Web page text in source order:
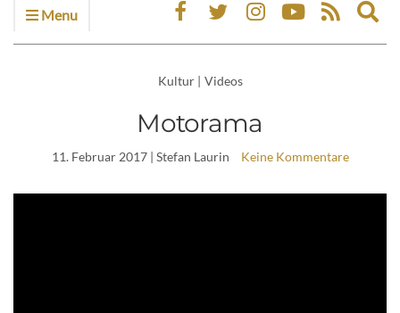
Menu
Kultur | Videos
Motorama
11. Februar 2017| Stefan Laurin Keine Kommentare